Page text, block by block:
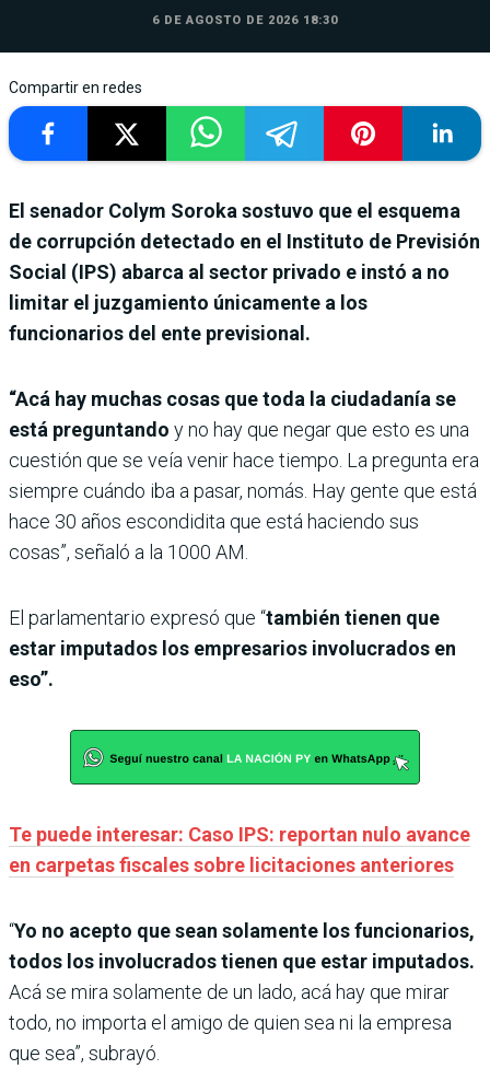
6 DE AGOSTO DE 2026 18:30
Compartir en redes
El senador Colym Soroka sostuvo que el esquema
de corrupción detectado en el Instituto de Previsión
Social (IPS) abarca al sector privado e instó a no
limitar el juzgamiento únicamente a los
funcionarios del ente previsional.
“Acá hay muchas cosas que toda la ciudadanía se
está preguntando y no hay que negar que esto es una
cuestión que se veía venir hace tiempo. La pregunta era
siempre cuándo iba a pasar, nomás. Hay gente que está
hace 30 años escondidita que está haciendo sus
cosas”, señaló a la 1000 AM.
El parlamentario expresó que “también tienen que
estar imputados los empresarios involucrados en
eso”.
Te puede interesar: Caso IPS: reportan nulo avance
en carpetas fiscales sobre licitaciones anteriores
“Yo no acepto que sean solamente los funcionarios,
todos los involucrados tienen que estar imputados.
Acá se mira solamente de un lado, acá hay que mirar
todo, no importa el amigo de quien sea ni la empresa
que sea”, subrayó.